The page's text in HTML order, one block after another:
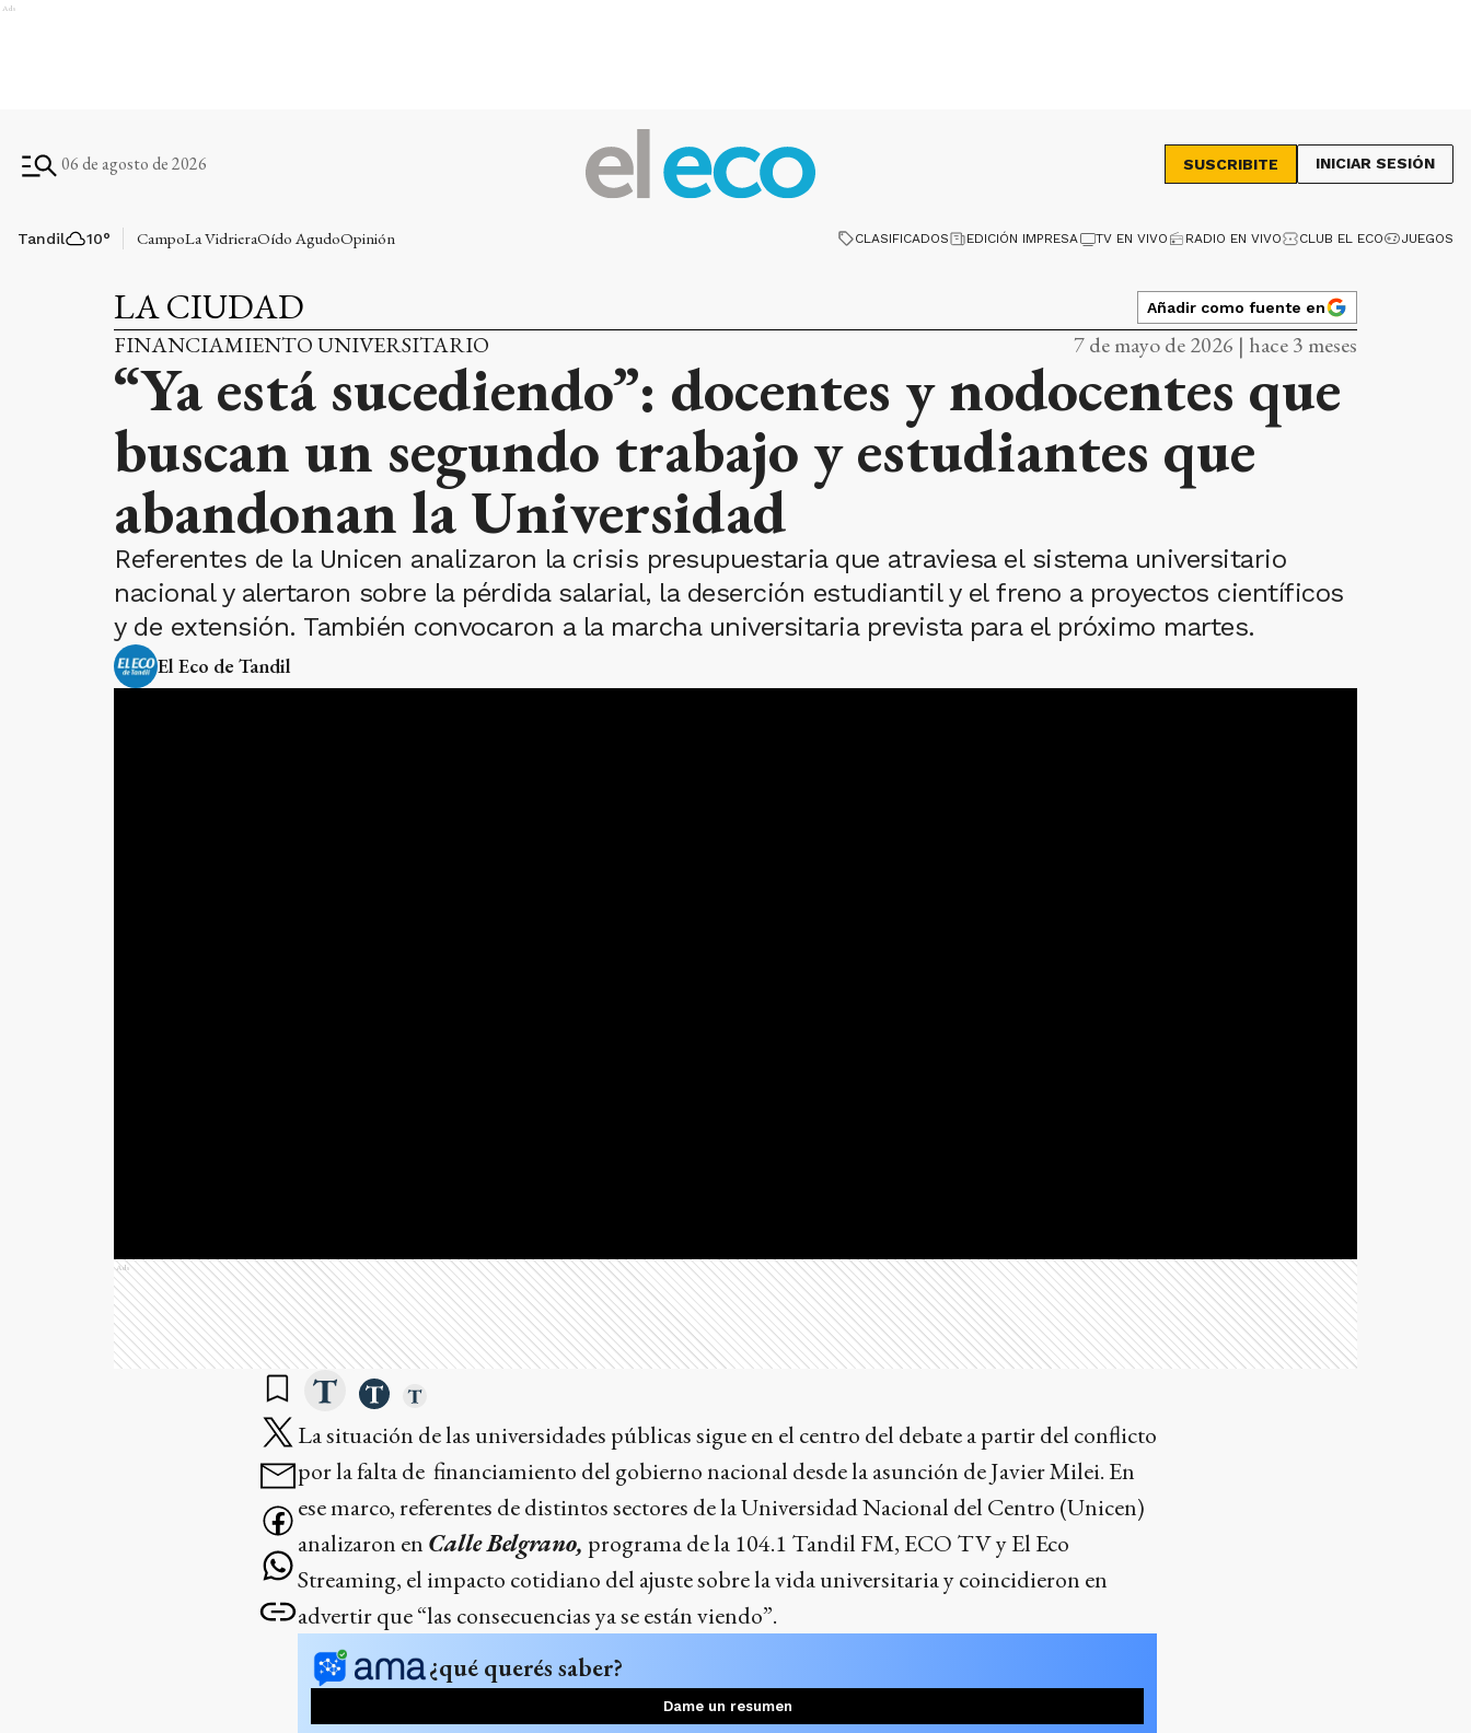
Ads
06 de agosto de 2026 SUSCRIBITE INICIAR SESIÓN
Tandil 10° CampoLa VidrieraOído AgudoOpinión CLASIFICADOS EDICIÓN IMPRESA TV EN VIVO RADIO EN VIVO CLUB EL ECO JUEGOS
LA CIUDAD Añadir como fuente en
FINANCIAMIENTO UNIVERSITARIO 7 de mayo de 2026 | hace 3 meses
“Ya está sucediendo”: docentes y nodocentes que
buscan un segundo trabajo y estudiantes que
abandonan la Universidad
Referentes de la Unicen analizaron la crisis presupuestaria que atraviesa el sistema universitario
nacional y alertaron sobre la pérdida salarial, la deserción estudiantil y el freno a proyectos científicos
y de extensión. También convocaron a la marcha universitaria prevista para el próximo martes.
El Eco de Tandil
Ads
La situación de las universidades públicas sigue en el centro del debate a partir del conflicto
por la falta de financiamiento del gobierno nacional desde la asunción de Javier Milei. En
ese marco, referentes de distintos sectores de la Universidad Nacional del Centro (Unicen)
analizaron en Calle Belgrano, programa de la 104.1 Tandil FM, ECO TV y El Eco
Streaming, el impacto cotidiano del ajuste sobre la vida universitaria y coincidieron en
advertir que “las consecuencias ya se están viendo”.
¿qué querés saber?
Dame un resumen